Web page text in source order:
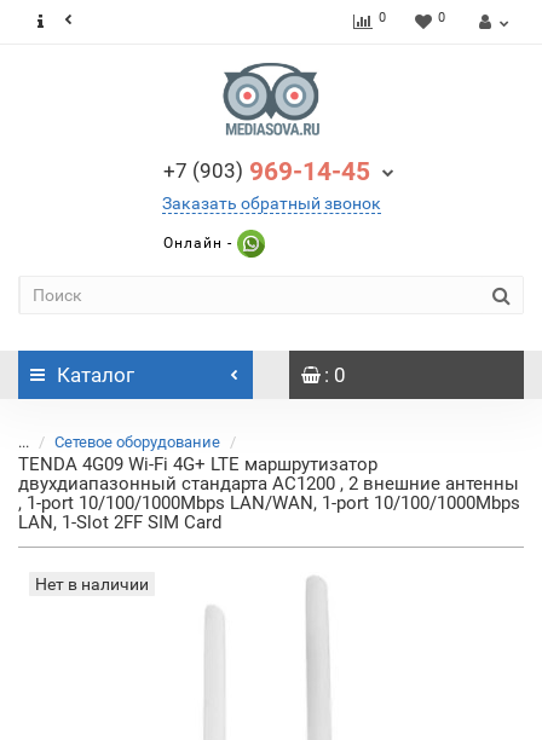
0 0
+7 (903) 969-14-45
Заказать обратный звонок
Онлайн -
Каталог : 0
... Сетевое оборудование
TENDA 4G09 Wi-Fi 4G+ LTE маршрутизатор
двухдиапазонный стандарта AC1200 , 2 внешние антенны
, 1-port 10/100/1000Mbps LAN/WAN, 1-port 10/100/1000Mbps
LAN, 1-Slot 2FF SIM Card
Нет в наличии